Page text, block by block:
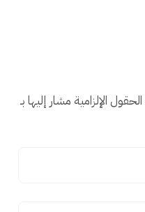
الحقول الإلزامية مشار إليها بـ